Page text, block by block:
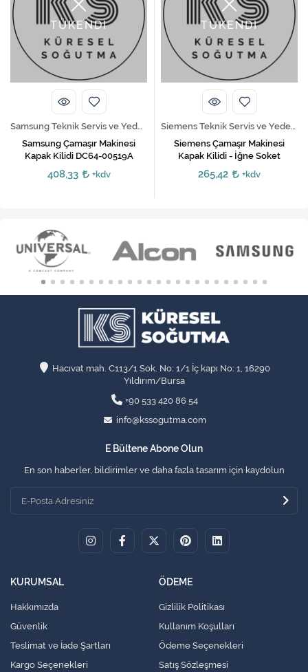
TÜKENDİ
Samsung Teknik Servis ve Yedek Parça Hizmetleri
Samsung Çamaşır Makinesi
Kapak Kilidi DC64-00519A
408,33 +kdv
TÜKENDİ
Siemens Teknik Servis ve Yedek Parça Hizmetleri
Siemens Çamaşır Makinesi
Kapak Kilidi - İğne Soket
265,42 +kdv
Hacıvat mah. C113/1 Sok. No: 1/1 İç kapı No: 1, 16290
Yıldırım/Bursa
+90 533 420 86 54
info@kssogutma.com
E Bültene Abone Olun
En son haberler, bildirimler ve daha fazla tasarım için kaydolun
KURUMSAL
Hakkımızda
Güvenlik
Teslimat ve İade Şartları
Kargo Seçenekleri
ÖDEME
Gizlilik Politikası
Kullanım Koşulları
Ödeme Seçenekleri
Satış Sözleşmesi